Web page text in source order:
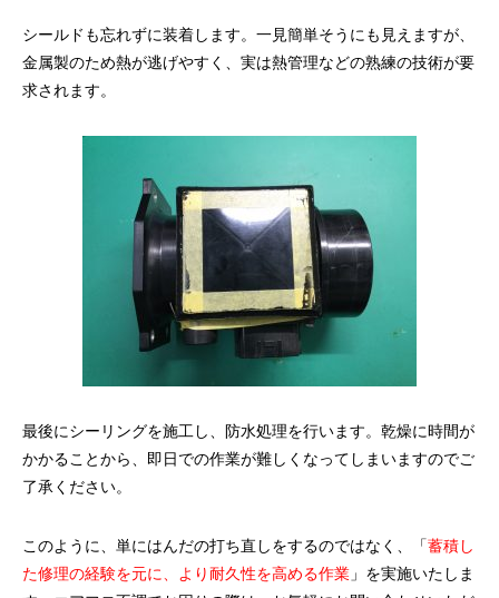
シールドも忘れずに装着します。一見簡単そうにも見えますが、
金属製のため熱が逃げやすく、実は熱管理などの熟練の技術が要
求されます。
最後にシーリングを施工し、防水処理を行います。乾燥に時間が
かかることから、即日での作業が難しくなってしまいますのでご
了承ください。
このように、単にはんだの打ち直しをするのではなく、「 蓄積し
た修理の経験を元に、より耐久性を高める作業 」を実施いたしま